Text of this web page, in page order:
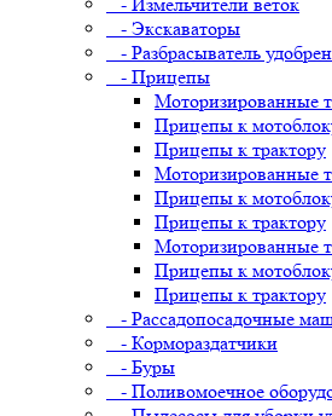
- Экскаваторы
- Разбрасыватель
- Прицепы
Моторизированные
Прицепы к
Прицепы к трактору
Моторизированные
Прицепы к
Прицепы к трактору
Моторизированные
Прицепы к
Прицепы к трактору
- Рассадопосадочные
- Кормораздатчики
- Буры
- Поливомоечное